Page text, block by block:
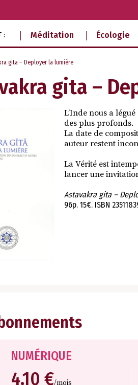
: Méditation Écologie
gita – Deployer la lumière
gita –
L’Inde nous a
des plus profonds.
La date de
auteur restent
La Vérité est
lancer une
Astavakra gita –
96p. 15€. ISBN
NUMÉRIQUE
4,10 €/mois